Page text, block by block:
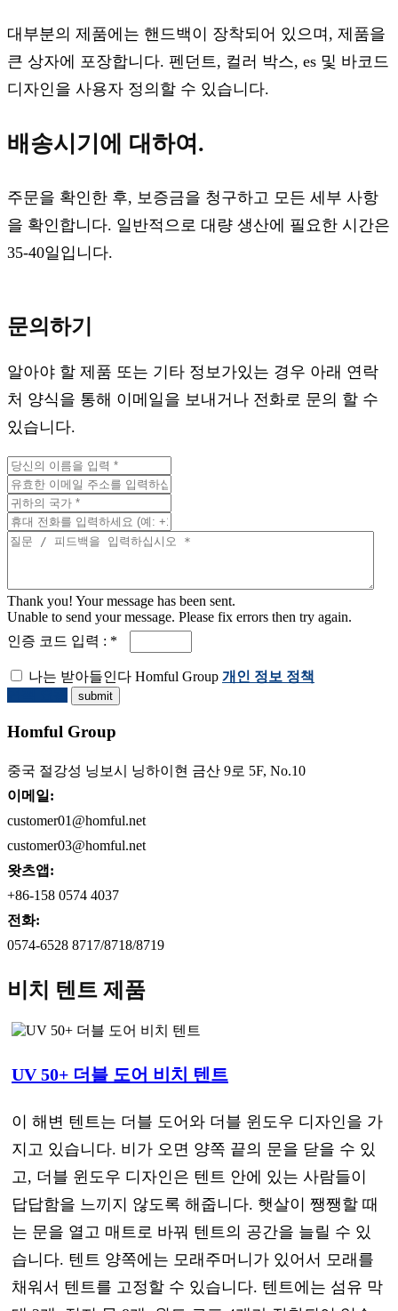
대부분의 제품에는 핸드백이 장착되어 있으며, 제품을
큰 상자에 포장합니다. 펜던트, 컬러 박스, es 및 바코드
디자인을 사용자 정의할 수 있습니다.
배송시기에 대하여.
주문을 확인한 후, 보증금을 청구하고 모든 세부 사항
을 확인합니다. 일반적으로 대량 생산에 필요한 시간은
35-40일입니다.
문의하기
알아야 할 제품 또는 기타 정보가있는 경우 아래 연락
처 양식을 통해 이메일을 보내거나 전화로 문의 할 수
있습니다.
Thank you! Your message has been sent.
Unable to send your message. Please fix errors then try again.
인증 코드 입력 : *
나는 받아들인다 Homful Group 개인 정보 정책
Homful Group
중국 절강성 닝보시 닝하이현 금산 9로 5F, No.10
이메일:
customer01@homful.net
customer03@homful.net
왓츠앱:
+86-158 0574 4037
전화:
0574-6528 8717/8718/8719
비치 텐트 제품
UV 50+ 더블 도어 비치 텐트
이 해변 텐트는 더블 도어와 더블 윈도우 디자인을 가
지고 있습니다. 비가 오면 양쪽 끝의 문을 닫을 수 있
고, 더블 윈도우 디자인은 텐트 안에 있는 사람들이
답답함을 느끼지 않도록 해줍니다. 햇살이 쨍쨍할 때
는 문을 열고 매트로 바꿔 텐트의 공간을 늘릴 수 있
습니다. 텐트 양쪽에는 모래주머니가 있어서 모래를
채워서 텐트를 고정할 수 있습니다. 텐트에는 섬유 막